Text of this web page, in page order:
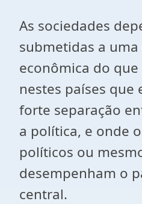
As sociedades
submetidas a
econômica do
nestes países que
forte separação
a política, e onde
políticos ou
desempenham o
central.